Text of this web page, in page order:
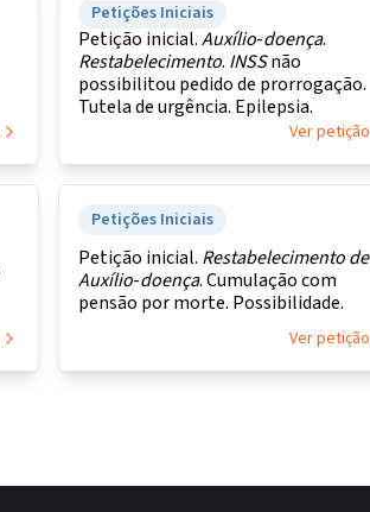
Petições Iniciais
Petição inicial.Auxílio-doença.
Restabelecimento. INSSnão
possibilitou pedido de prorrogação.
Tutela de urgência. Epilepsia.
Ver petição
Petições Iniciais
Petição inicial. Restabelecimentode
Auxílio-doença. Cumulação com
pensão por morte. Possibilidade.
Ver petição